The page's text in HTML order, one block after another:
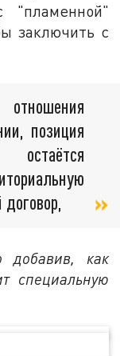
"пламенной"
заключить с
позиция
добавив, как
специальную